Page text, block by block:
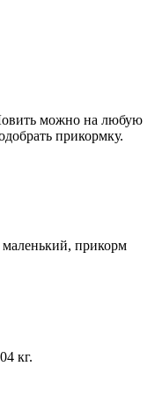
можно на любую
прикормку.
маленький, прикорм
кг.